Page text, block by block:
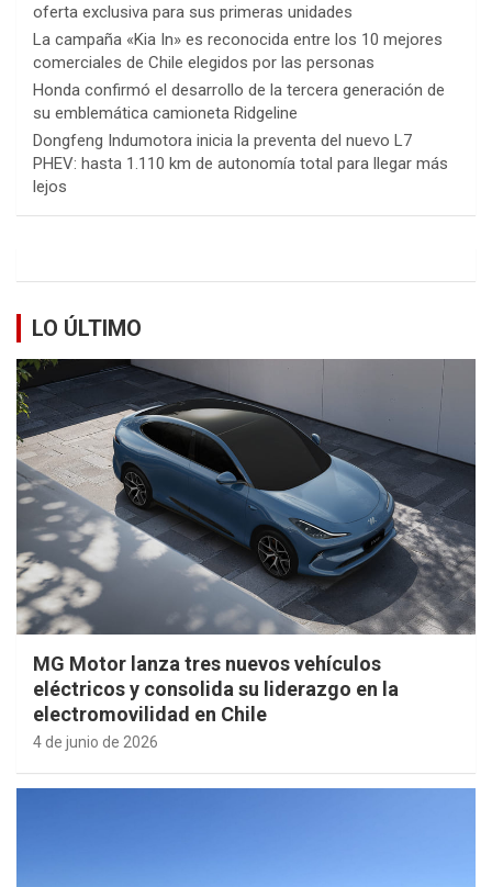
oferta exclusiva para sus primeras unidades
La campaña «Kia In» es reconocida entre los 10 mejores
comerciales de Chile elegidos por las personas
Honda confirmó el desarrollo de la tercera generación de
su emblemática camioneta Ridgeline
Dongfeng Indumotora inicia la preventa del nuevo L7
PHEV: hasta 1.110 km de autonomía total para llegar más
lejos
LO ÚLTIMO
MG Motor lanza tres nuevos vehículos
eléctricos y consolida su liderazgo en la
electromovilidad en Chile
4 de junio de 2026